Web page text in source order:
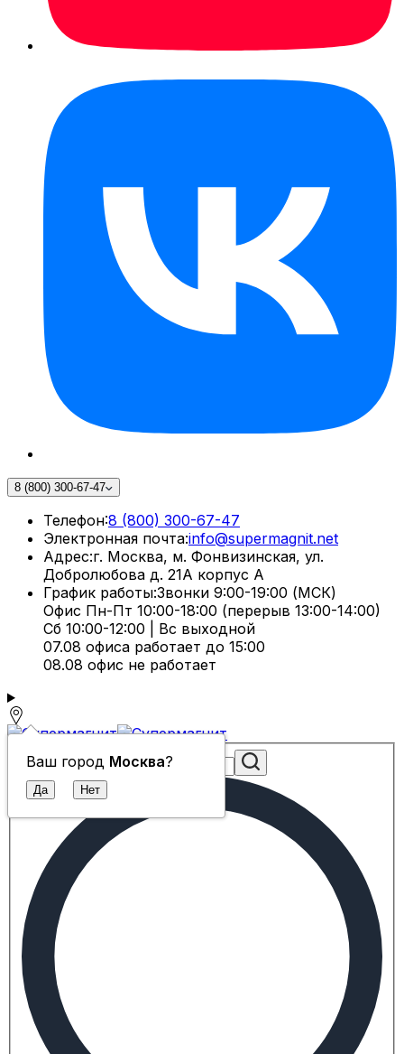
8 (800) 300-67-47
Телефон:8 (800) 300-67-47
Электронная почта:info@supermagnit.net
Адрес:г. Москва, м. Фонвизинская, ул.
Добролюбова д. 21А корпус А
График работы:Звонки 9:00-19:00 (МСК)
Офис Пн-Пт 10:00-18:00 (перерыв 13:00-14:00)
Сб 10:00-12:00 | Вс выходной
07.08 офиса работает до 15:00
08.08 офис не работает
Ваш город Москва?
Поиск